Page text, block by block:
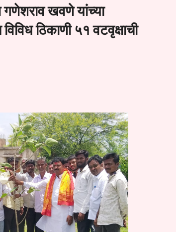
गणेशराव खवणे यांच्या
ठिकाणी ५१ वटवृक्षाची